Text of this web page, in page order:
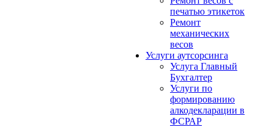
печатью этикеток
Ремонт
механических
весов
Услуги аутсорсинга
Услуга Главный
Бухгалтер
Услуги по
формированию
алкодекларации в
ФСРАР